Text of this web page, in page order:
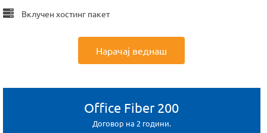
Вклучен хостинг пакет
Нарачај веднаш
Office Fiber 200
Договор на 2 години.